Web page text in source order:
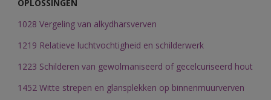
OPLOSSINGEN
1028 Vergeling van alkydharsverven
1219 Relatieve luchtvochtigheid en schilderwerk
1223 Schilderen van gewolmaniseerd of gecelcuriseerd hout
1452 Witte strepen en glansplekken op binnenmuurverven